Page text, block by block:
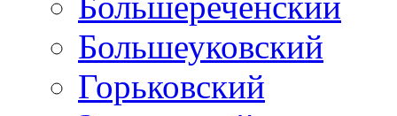
Большеуковский
Горьковский